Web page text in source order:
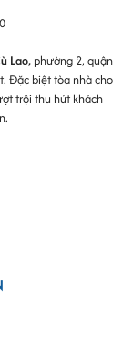
Lao, phường 2, quận
Đặc biệttòa nhà cho
trội thu hút khách